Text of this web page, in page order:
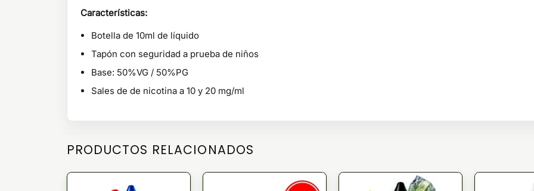
Características:
Botella de 10ml de líquido
Tapón con seguridad a prueba de niños
Base: 50%VG / 50%PG
Sales de de nicotina a 10 y 20 mg/ml
PRODUCTOS RELACIONADOS